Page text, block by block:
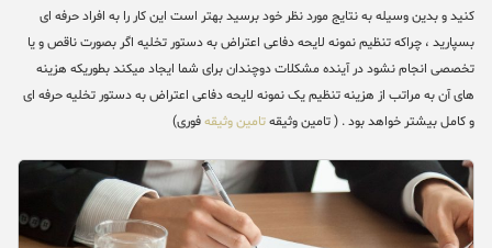
کنید و بدین وسیله به نتایج مورد نظر خود برسید بهتر است این کار را به افراد حرفه ای
بسپارید ، چراکه تنظیم نمونه لایحه دفاعی اعتراض به دستور تخلیه اگر بصورت ناقص و یا
تخصصی انجام نشود در آینده مشکلات دوچندان برای شما ایجاد میکند بطوریکه هزینه
های آن به مراتب از هزینه تنظیم یک نمونه لایحه دفاعی اعتراض به دستور تخلیه حرفه ای
و کامل بیشتر خواهد بود . ( تامین وثیقهتامین وثیقهفوری)